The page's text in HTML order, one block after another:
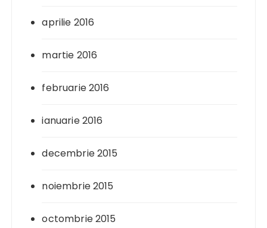
aprilie 2016
martie 2016
februarie 2016
ianuarie 2016
decembrie 2015
noiembrie 2015
octombrie 2015